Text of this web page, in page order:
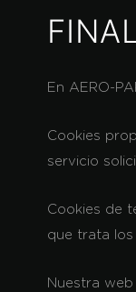
En AERO-
Cookies
servicio
Cookies de
que trata
Nuestra